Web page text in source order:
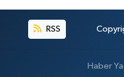
RSS
Haber